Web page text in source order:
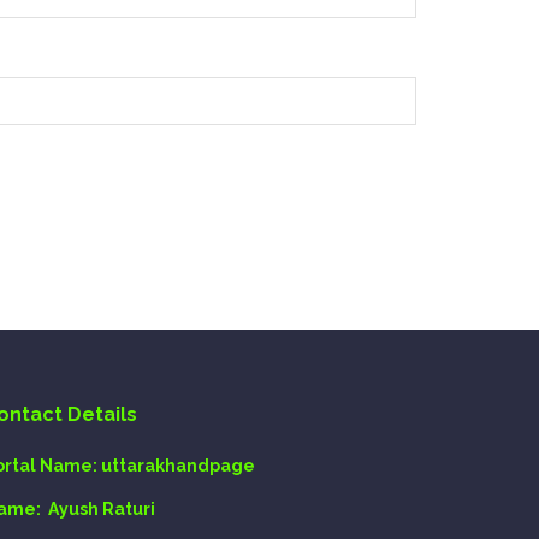
Details
Name: uttarakhandpage
Ayush Raturi